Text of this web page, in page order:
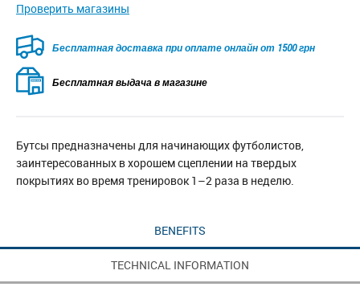
Проверить магазины
Безкоштовна доставка для замовлень від 2500 грн при
оплаті онлайн
Бесплатная выдача в магазине
Бутсы предназначены для начинающих футболистов,
заинтересованных в хорошем сцеплении на твердых
покрытиях во время тренировок 1–2 раза в неделю.
BENEFITS
TECHNICAL INFORMATION